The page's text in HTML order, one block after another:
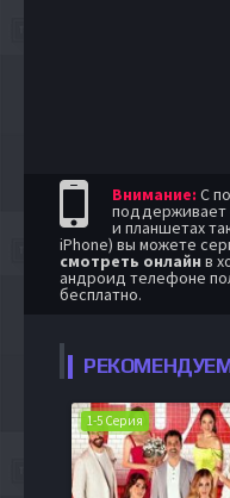
Внимание: С
поддерживает
и планшетах
iPhone) вы можете
смотреть онлайн в
андроид телефоне
бесплатно.
1-5 Серия